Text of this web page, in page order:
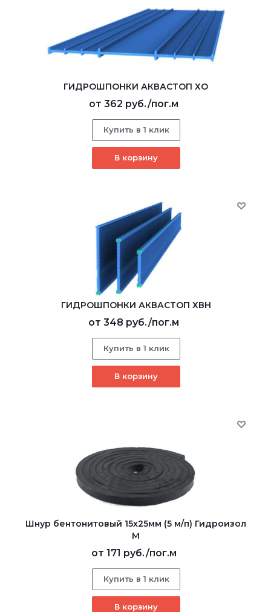
ГИДРОШПОНКИ АКВАСТОП ХО
от 362 руб./пог.м
Купить в 1 клик
В корзину
ГИДРОШПОНКИ АКВАСТОП ХВН
от 348 руб./пог.м
Купить в 1 клик
В корзину
Шнур бентонитовый 15х25мм (5 м/п) Гидроизол
М
от 171 руб./пог.м
Купить в 1 клик
В корзину